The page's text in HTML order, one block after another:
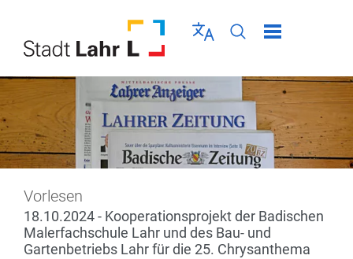
Sprache wählen
Seiten-Suche
Menü schließen
Vorlesen
18.10.2024 - Kooperationsprojekt der Badischen
Malerfachschule Lahr und des Bau- und
Gartenbetriebs Lahr für die 25. Chrysanthema